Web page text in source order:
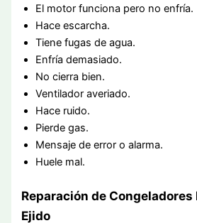
El motor funciona pero no enfría.
Hace escarcha.
Tiene fugas de agua.
Enfría demasiado.
No cierra bien.
Ventilador averiado.
Hace ruido.
Pierde gas.
Mensaje de error o alarma.
Huele mal.
Reparación de Congeladores
Ejido